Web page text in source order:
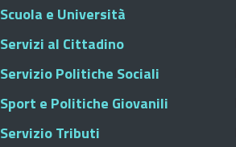
Scuola e Università
Servizi al Cittadino
Servizio Politiche Sociali
Sport e Politiche Giovanili
Servizio Tributi